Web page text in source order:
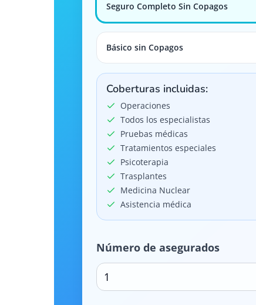
Seguro Completo Sin Copagos
Básico sin Copagos
Coberturas incluidas:
Operaciones
Todos los especialistas
Pruebas médicas
Tratamientos especiales
Psicoterapia
Trasplantes
Medicina Nuclear
Asistencia médica
Número de asegurados
1